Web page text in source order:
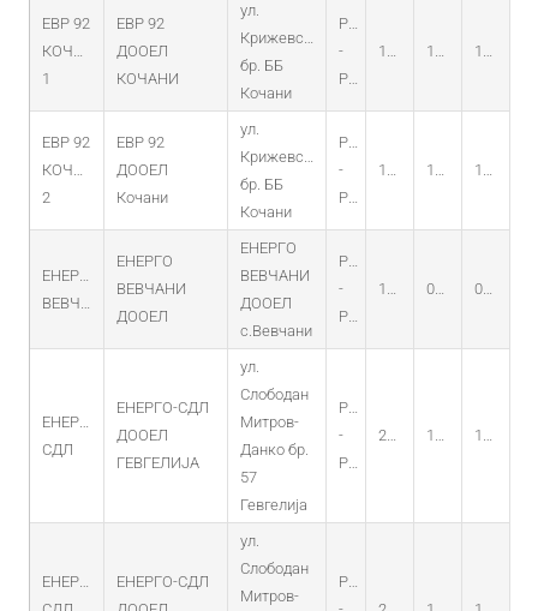
ЕВР 92
КОЧАНИ
1
ЕВР 92
ДООЕЛ
КОЧАНИ
ул.
Крижевска
бр. ББ
Кочани
PO
-
PV
15.05.2014 17.04.2014 17.04.2029
ЕВР 92
КОЧАНИ
2
ЕВР 92
ДООЕЛ
Кочани
ул.
Крижевска
бр. ББ
Кочани
PO
-
PV
15.05.2014 17.04.2014 17.04.2029
ЕНЕРГО
ВЕВЧАНИ
ЕНЕРГО
ВЕВЧАНИ
ДООЕЛ
ЕНЕРГО
ВЕВЧАНИ
ДООЕЛ
с.Вевчани
PO
-
PV
10.04.2013 04.04.2013 04.04.2028
ЕНЕРГО-
СДЛ
ЕНЕРГО-СДЛ
ДООЕЛ
ГЕВГЕЛИЈА
ул.
Слободан
Митров-
Данко бр.
57
Гевгелија
PO
-
PV
23.01.2015 18.12.2014 18.12.2029
ЕНЕРГО-
ЕНЕРГО-СДЛ
ул.
Слободан
Митров-
PO